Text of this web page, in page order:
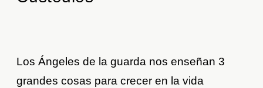
Los Ángeles de la guarda nos enseñan 3
grandes cosas para crecer en la vida